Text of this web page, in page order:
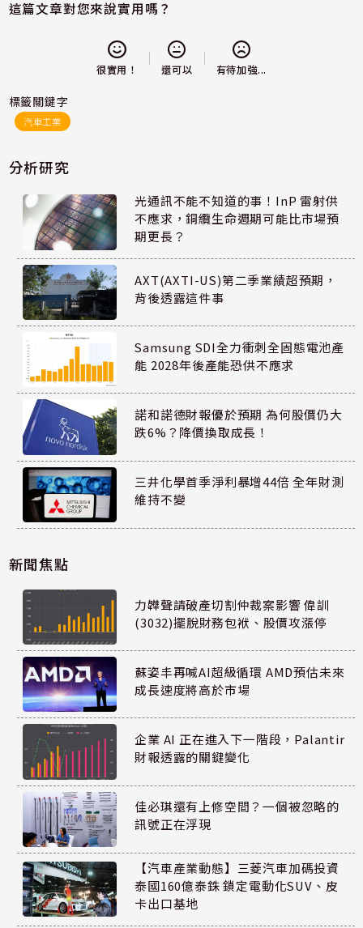
這篇文章對您來說實用嗎？
很實用！ 還可以 有待加強...
標籤關鍵字
汽車工業
分析研究
光通訊不能不知道的事！InP 雷射供
不應求，銅纜生命週期可能比市場預
期更長？
AXT(AXTI-US)第二季業績超預期，
背後透露這件事
Samsung SDI全力衝刺全固態電池產
能 2028年後產能恐供不應求
諾和諾德財報優於預期 為何股價仍大
跌6%？降價換取成長！
三井化學首季淨利暴增44倍 全年財測
維持不變
新聞焦點
力韡聲請破產切割仲裁案影響 偉訓
(3032)擺脫財務包袱、股價攻漲停
蘇姿丰再喊AI超級循環 AMD預估未來
成長速度將高於市場
企業 AI 正在進入下一階段，Palantir
財報透露的關鍵變化
佳必琪還有上修空間？一個被忽略的
訊號正在浮現
【汽車產業動態】三菱汽車加碼投資
泰國160億泰銖 鎖定電動化SUV、皮
卡出口基地